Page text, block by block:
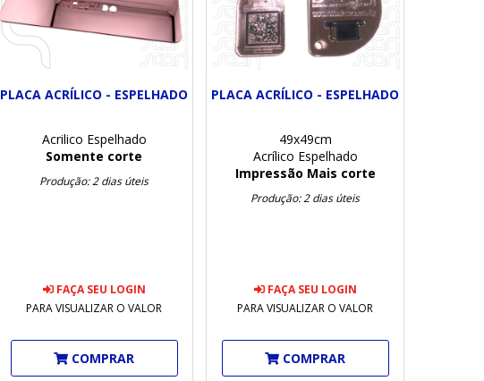
PLACA ACRÍLICO - ESPELHADO
Acrilico Espelhado
Somente corte
Produção: 2 dias úteis
FAÇA SEU LOGIN
PARA VISUALIZAR O VALOR
COMPRAR
PLACA ACRÍLICO - ESPELHADO
49x49cm
Acrílico Espelhado
Impressão Mais corte
Produção: 2 dias úteis
FAÇA SEU LOGIN
PARA VISUALIZAR O VALOR
COMPRAR